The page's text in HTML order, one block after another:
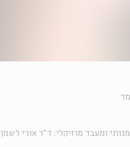
ומעבד מוזיקלי: ד"ר אורי לשמן